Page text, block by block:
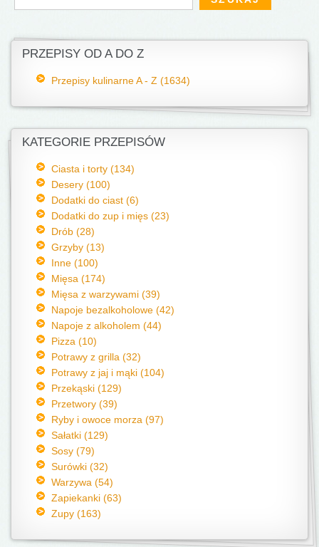
PRZEPISY OD A DO Z
Przepisy kulinarne A - Z (1634)
KATEGORIE PRZEPISÓW
Ciasta i torty (134)
Desery (100)
Dodatki do ciast (6)
Dodatki do zup i mięs (23)
Drób (28)
Grzyby (13)
Inne (100)
Mięsa (174)
Mięsa z warzywami (39)
Napoje bezalkoholowe (42)
Napoje z alkoholem (44)
Pizza (10)
Potrawy z grilla (32)
Potrawy z jaj i mąki (104)
Przekąski (129)
Przetwory (39)
Ryby i owoce morza (97)
Sałatki (129)
Sosy (79)
Surówki (32)
Warzywa (54)
Zapiekanki (63)
Zupy (163)